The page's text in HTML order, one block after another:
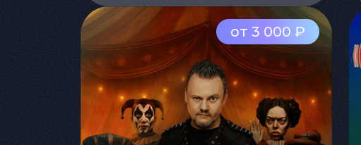
от 3 000 ₽